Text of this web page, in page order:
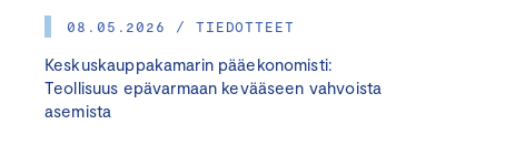
08.05.2026 / TIEDOTTEET
Keskuskauppakamarin pääekonomisti:
Teollisuus epävarmaan kevääseen vahvoista
asemista